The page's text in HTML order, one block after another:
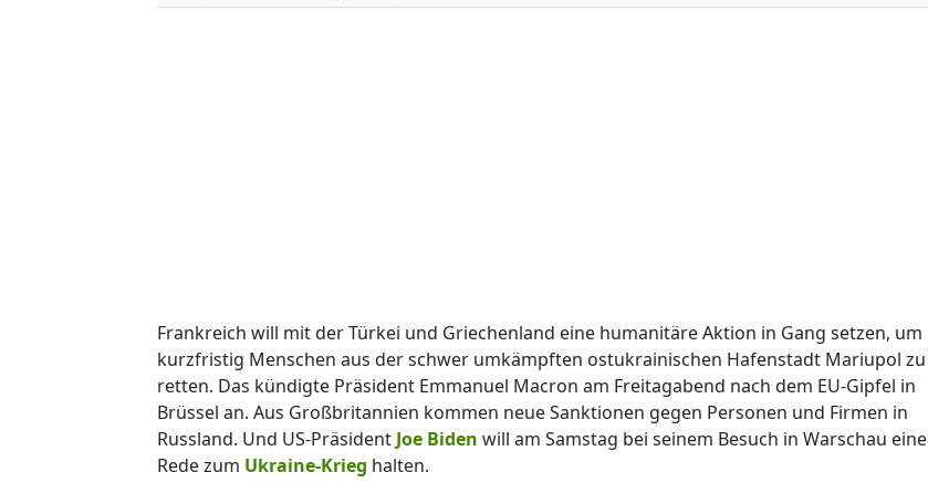
Frankreich will mit der Türkei und Griechenland eine humanitäre Aktion in Gang setzen, um
kurzfristig Menschen aus der schwer umkämpften ostukrainischen Hafenstadt Mariupol zu
retten. Das kündigte Präsident Emmanuel Macron am Freitagabend nach dem EU-Gipfel in
Brüssel an. Aus Großbritannien kommen neue Sanktionen gegen Personen und Firmen in
Russland. Und US-Präsident Joe Biden will am Samstag bei seinem Besuch in Warschau eine
Rede zum Ukraine-Krieg halten.